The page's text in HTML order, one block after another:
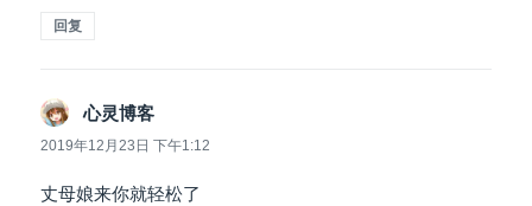
回复
心灵博客
道：
2019年12月23日 下午1:12
丈母娘来你就轻松了